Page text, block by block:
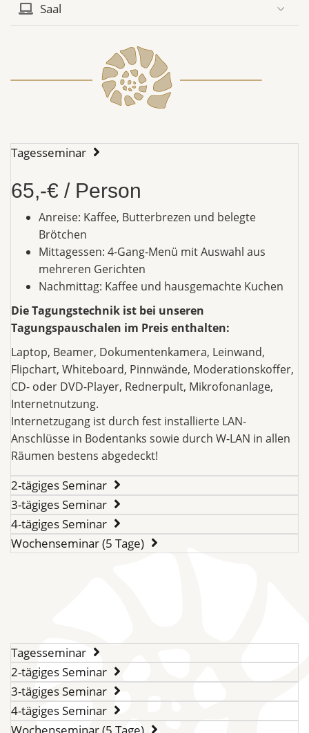
Saal
Tagesseminar
65,-€ / Person
Anreise: Kaffee, Butterbrezen und belegte
Brötchen
Mittagessen: 4-Gang-Menü mit Auswahl aus
mehreren Gerichten
Nachmittag: Kaffee und hausgemachte Kuchen
Die Tagungstechnik ist bei unseren
Tagungspauschalen im Preis enthalten:
Laptop, Beamer, Dokumentenkamera, Leinwand,
Flipchart, Whiteboard, Pinnwände, Moderationskoffer,
CD- oder DVD-Player, Rednerpult, Mikrofonanlage,
Internetnutzung.
Internetzugang ist durch fest installierte LAN-
Anschlüsse in Bodentanks sowie durch W-LAN in allen
Räumen bestens abgedeckt!
2-tägiges Seminar
3-tägiges Seminar
4-tägiges Seminar
Wochenseminar (5 Tage)
Tagesseminar
2-tägiges Seminar
3-tägiges Seminar
4-tägiges Seminar